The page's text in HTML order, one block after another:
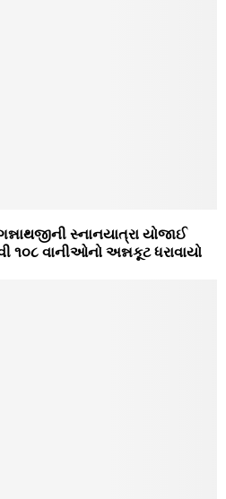
સ્નાનયાત્રા યોજાઈ
૧૦૮ વાનીઓનો અન્નકૂટ ધરાવાયો